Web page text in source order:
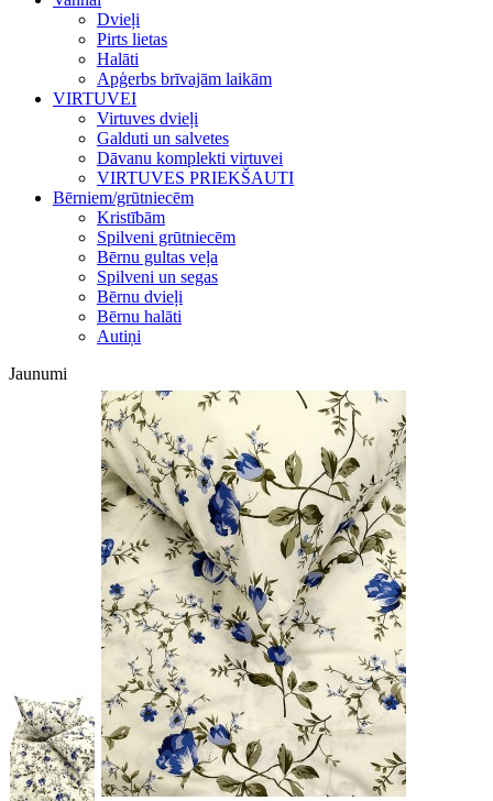
Dvieļi
Pirts lietas
Halāti
Apģerbs brīvajām laikām
VIRTUVEI
Virtuves dvieļi
Galduti un salvetes
Dāvanu komplekti virtuvei
VIRTUVES PRIEKŠAUTI
Bērniem/grūtniecēm
Kristībām
Spilveni grūtniecēm
Bērnu gultas veļa
Spilveni un segas
Bērnu dvieļi
Bērnu halāti
Autiņi
Jaunumi